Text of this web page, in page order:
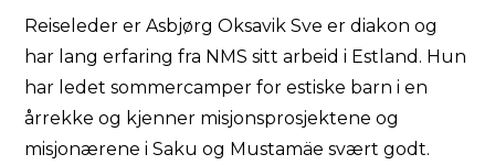
Reiseleder er Asbjørg Oksavik Sve er diakon og
har lang erfaring fra NMS sitt arbeid i Estland. Hun
har ledet sommercamper for estiske barn i en
årrekke og kjenner misjonsprosjektene og
misjonærene i Saku og Mustamäe svært godt.